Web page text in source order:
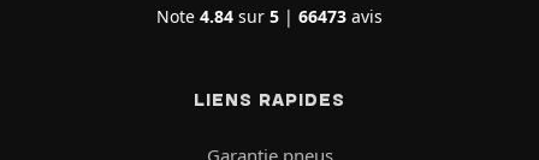
Note 4.84 sur 5 | 66473 avis
LIENS RAPIDES
Garantie pneus